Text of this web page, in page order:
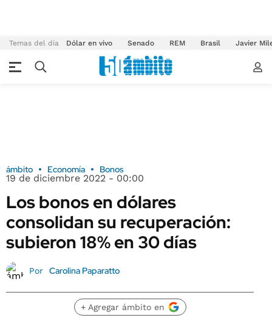
Temas del día Dólar en vivo Senado REM Brasil Javier
ámbito Economía Bonos
19 de diciembre 2022 - 00:00
Los bonos en dólares
consolidan su recuperación:
subieron 18% en 30 días
Por Carolina Paparatto
+ Agregar ámbito en